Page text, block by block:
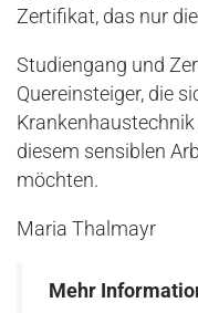
Zertifikat, das nur
Studiengang und
Quereinsteiger, die
diesem sensiblen
möchten.
Maria Thalmayr
Mehr